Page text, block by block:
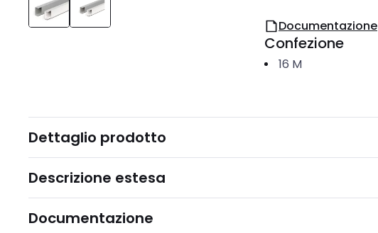
Documentazione
Confezione
16 M
Dettaglio prodotto
Descrizione estesa
Documentazione